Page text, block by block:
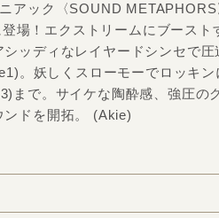
アック〈SOUND METAPHORS
場！エクストリームにブースト
ッディなレイヤードシンセで圧
。妖しくスローモーでロッキン
まで。サイケな陶酔感、強圧の
ンドを開拓。 (Akie)